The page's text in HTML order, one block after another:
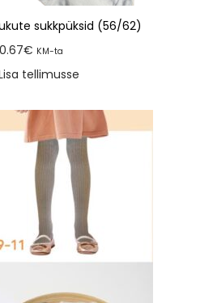
sukkpüksid (56/62)
0.67€ KM-ta
tellimusse